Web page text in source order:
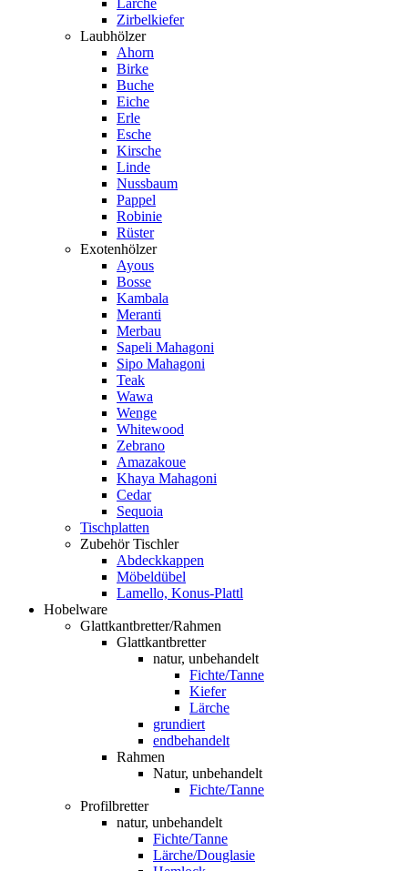
Lärche
Zirbelkiefer
Laubhölzer
Ahorn
Birke
Buche
Eiche
Erle
Esche
Kirsche
Linde
Nussbaum
Pappel
Robinie
Rüster
Exotenhölzer
Ayous
Bosse
Kambala
Meranti
Merbau
Sapeli Mahagoni
Sipo Mahagoni
Teak
Wawa
Wenge
Whitewood
Zebrano
Amazakoue
Khaya Mahagoni
Cedar
Sequoia
Tischplatten
Zubehör Tischler
Abdeckkappen
Möbeldübel
Lamello, Konus-Plattl
Hobelware
Glattkantbretter/Rahmen
Glattkantbretter
natur, unbehandelt
Fichte/Tanne
Kiefer
Lärche
grundiert
endbehandelt
Rahmen
Natur, unbehandelt
Fichte/Tanne
Profilbretter
natur, unbehandelt
Fichte/Tanne
Lärche/Douglasie